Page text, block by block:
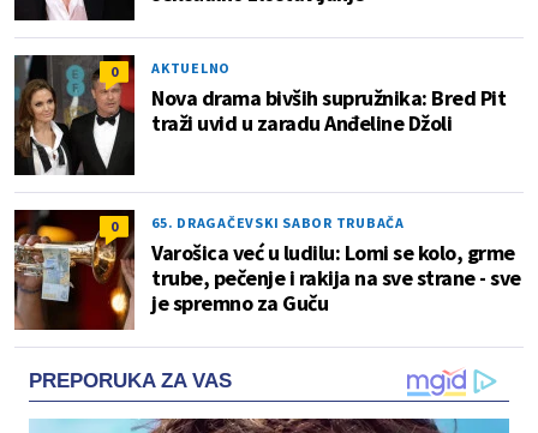
0 AKTUELNO
Nova drama bivših supružnika: Bred Pit
traži uvid u zaradu Anđeline Džoli
0 65. DRAGAČEVSKI SABOR TRUBAČA
Varošica već u ludilu: Lomi se kolo, grme
trube, pečenje i rakija na sve strane - sve
je spremno za Guču
PREPORUKA ZA VAS